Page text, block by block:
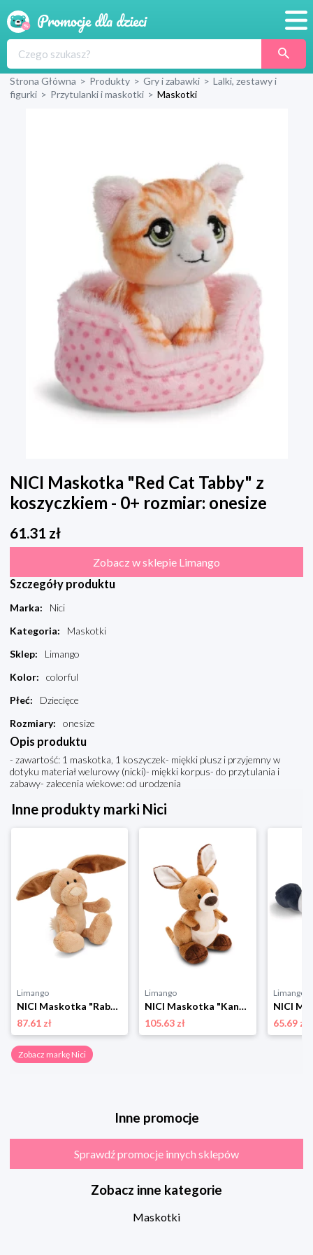
Produkty
Wyprawka
Strona Główna > Produkty > Gry i zabawki > Lalki, zestawy i
figurki > Przytulanki i maskotki > Maskotki
NICI Maskotka "Red Cat Tabby" z
koszyczkiem - 0+ rozmiar: onesize
61.31 zł
Zobacz w sklepie Limango
Szczegóły produktu
Marka:
Nici
Kategoria:
Maskotki
Sklep:
Limango
Kolor:
colorful
Płeć:
Dziecięce
Rozmiary: onesize
Opis produktu
- zawartość: 1 maskotka, 1 koszyczek- miękki plusz i przyjemny w
dotyku materiał welurowy (nicki)- miękki korpus- do przytulania i
zabawy- zalecenia wiekowe: od urodzenia
Inne produkty marki Nici
Limango
NICI Maskotka "Rabbit Ralf" - 0+ rozmiar: onesize
87.61 zł
Limango
NICI Maskotka "Kangaroo Kelly" - 0+ rozmiar: onesize
105.63 zł
Limango
65.69 zł
Zobacz markę Nici
Inne promocje
Sprawdź promocje innych sklepów
Zobacz inne kategorie
Maskotki